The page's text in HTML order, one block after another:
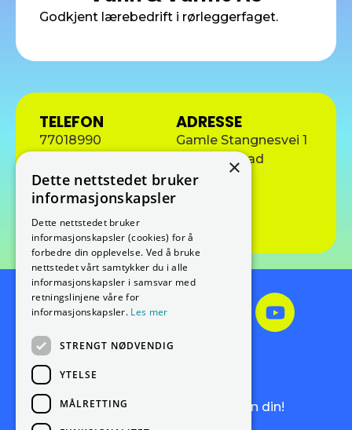
Godkjent lærebedrift i rørleggerfaget.
TELEFON
77018990
E-POST
harald.nygaard@vann-varme.no
ADRESSE
Gamle Stangnesvei 1
9409 Harstad
Meld deg på vårt
nyhetsbrev!
Få de siste nyhetene rett i innboksen din!
×
Dette nettstedet bruker
informasjonskapsler
Dette nettstedet bruker
informasjonskapsler (cookies) for å
forbedre din opplevelse. Ved å bruke
nettstedet vårt samtykker du i alle
informasjonskapsler i samsvar med
retningslinjene våre for
informasjonskapsler. Les mer
STRENGT NØDVENDIG
YTELSE
MÅLRETTING